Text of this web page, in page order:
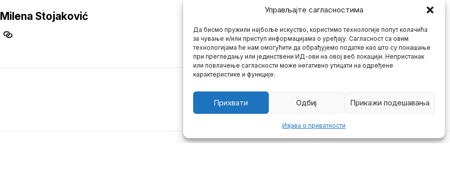
Управљајте сагласностима
Да бисмо пружили најбоље искуство, користимо технологије попут колачића
за чување и/или приступ информацијама о уређају. Сагласност са овим
технологијама ће нам омогућити да обрађујемо податке као што су понашање
при прегледању или јединствени ИД-ови на овој веб локацији. Непристанак
или повлачење сагласности може негативно утицати на одређене
карактеристике и функције.
Прихвати Одбиј Прикажи подешавања
Изјава о приватности
Milena Stojaković